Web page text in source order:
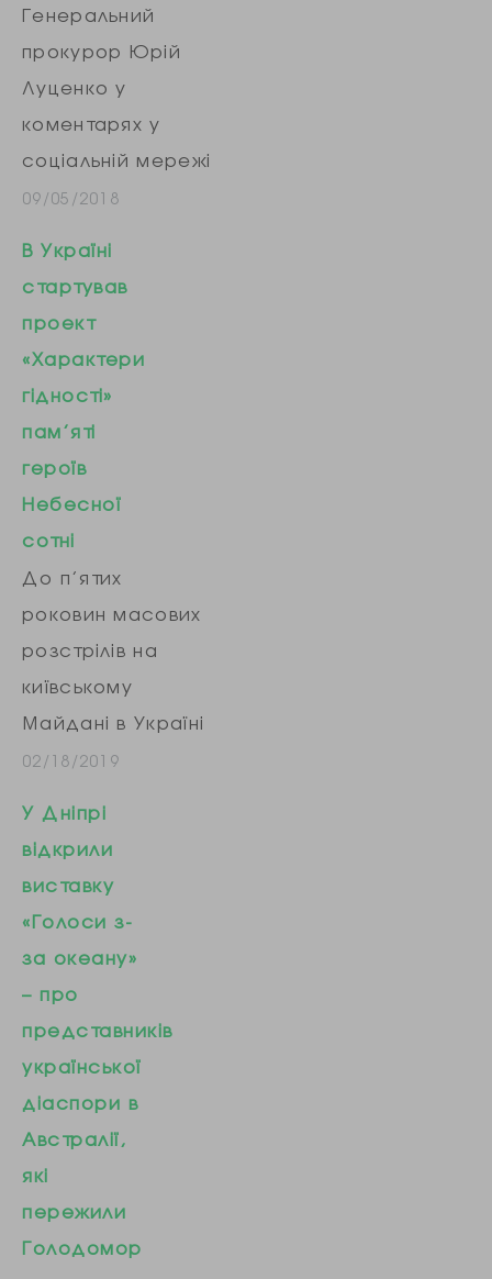
Генеральний
прокурор Юрій
Луценко у
коментарях у
соціальній мережі
Facebook
слідству потрібні
дані про
місцеперебування
телефона
журналістки
Седлецької за 17
свідчити на
допиті «про час
зустрічі з
керівництвом
НАБУ». Седлецька
наголошує, що не
надавати
інформацію про
зустрічі із
джерелами – це її
професійний…
09/05/2018
В Україні
стартував
проект
«Характери
гідності»
пам’яті
героїв
Небесної
сотні
До п’ятих
роковин масових
розстрілів на
київському
Майдані в Україні
стартував проект
гідності» – це
серія
відеороликів про
учасників
Революції
гідності. Автор
ідеї та режисер
проекту – член
громадського
«Родина Героїв
Небесної сотні»
02/18/2019
У Дніпрі
відкрили
виставку
«Голоси з-
за океану»
– про
представників
української
діаспори в
Австралії,
які
пережили
Голодомор